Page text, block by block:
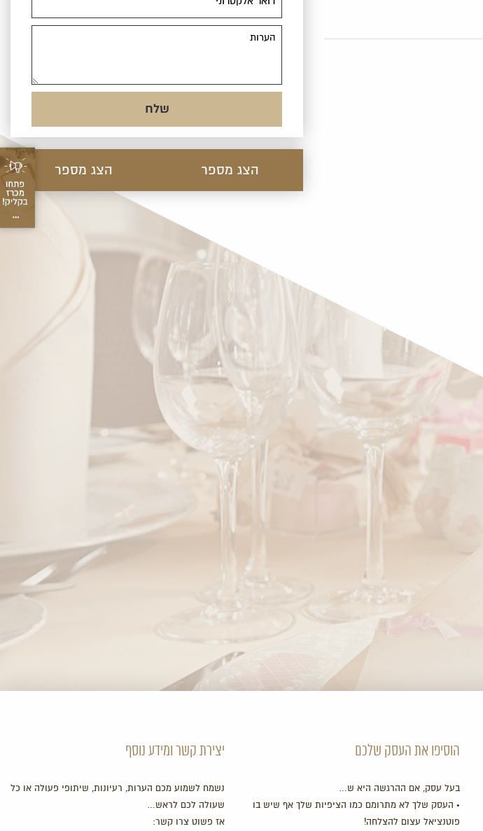
הערות
הצג מספר הצג מספר
הוסיפו את העסק שלכם
בעל עסק, אם ההרגשה היא ש…
• העסק שלך לא מתרומם כמו הציפיות שלך אף שיש בו
פוטנציאל עצום להצלחה!
יצירת קשר ומידע נוסף
נשמח לשמוע מכם הערות, רעיונות, שיתופי פעולה או כל
שעולה לכם לראש…
אז פשוט צרו קשר: